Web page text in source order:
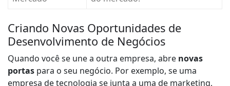
Criando Novas Oportunidades de
Desenvolvimento de Negócios
Quando você se une a outra empresa, abre novas
portas para o seu negócio. Por exemplo, se uma
empresa de tecnologia se junta a uma de marketing,